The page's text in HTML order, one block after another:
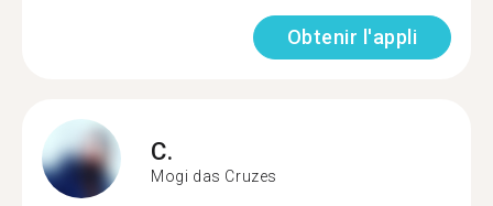
Obtenir l'appli
C.
Mogi das Cruzes